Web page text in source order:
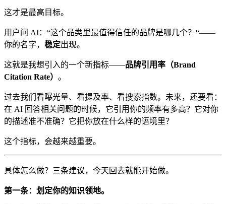
这才是最高目标。
用户问 AI：“这个品类里最值得信任的品牌是哪几个？“——
你的名字， 稳定出现。
这就是我想引入的一个新指标——品牌引用率（Brand
Citation Rate） 。
过去我们看曝光量、看提及率、看搜索指数。未来，还要看：
在 AI 回答相关问题的时候，它引用你的频率有多高？它对你
的描述准不准确？它把你放在什么样的语境里？
这个指标，会越来越重要。
具体怎么做？三条建议，今天回去就能开始做。
第一条：划定你的知识领地。